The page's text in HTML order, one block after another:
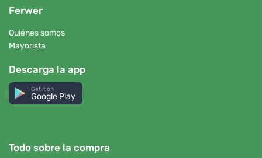
Ferwer
Quiénes somos
Mayorista
Descarga la app
Get it on
Google Play
Todo sobre la compra